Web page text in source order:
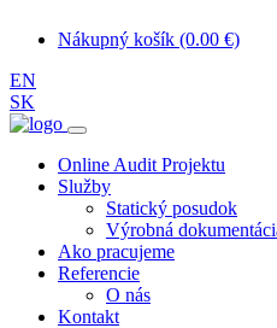
Nákupný košík (0.00 €)
EN
SK
Online Audit Projektu
Služby
Statický posudok
Výrobná
Ako pracujeme
Referencie
O nás
Kontakt